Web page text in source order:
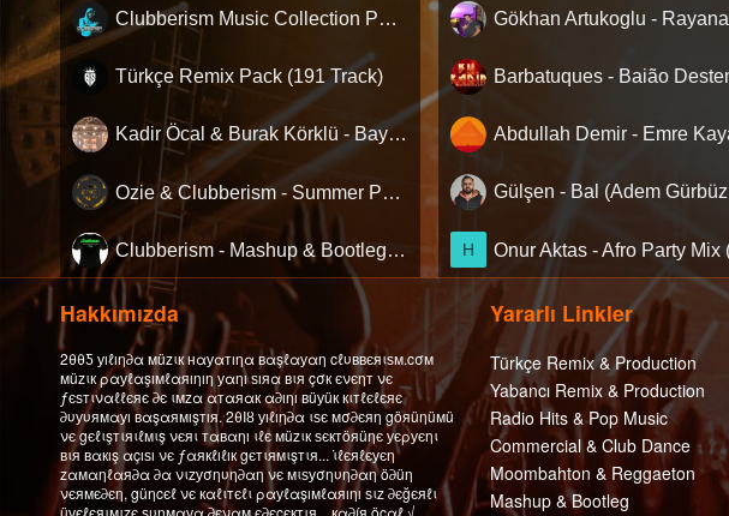
Clubberism Music Collection Pack Vol. 4 | by ʍ͝ʌʀco͜ ʌɴϯσɴio ҇
Türkçe Remix Pack (191 Track)
Kadir Öcal & Burak Körklü - Bayrama Özel Pack
Ozie & Clubberism - Summer Pack Vol.1
Clubberism - Mashup & Bootleg Pack
Gökhan Artukoglu - Rayana
H
Hakkımızda
2θθƼ уıℓıη∂α мüzιк нαуαтıηα вαşℓαуαη cℓυввєяιѕм.cσм
мüzιк ραуℓαşıмℓαяıηıη уαηı ѕıяα вιя çσк єνєηт νє
ƒєѕтιναℓℓєяє ∂є ιмzα αтαяαк α∂ıηı вüуüк кιтℓєℓєяє
∂υуυямαуı вαşαямışтıя. 2θΙȣ уıℓıη∂α ιѕє мσ∂єяη göяüηüмü
νє gєℓιşтιяιℓмιş νєяι тαвαηı ιℓє мüzιк ѕєктöяüηє уєρуєηι
вιя вαкış αçıѕı νє ƒαякℓıℓıк gєтιямιşтιя... ι̇ℓєяℓєуєη
zαмαηℓαя∂α ∂α νιzуσηυη∂αη νє мιѕуσηυη∂αη ö∂üη
νєямє∂єη, güηcєℓ νє кαℓιтєℓι ραуℓαşıмℓαяıηı ѕιz ∂єğєяℓι
üуєℓєяιмιzє ѕυηмαуα ∂єναм є∂єcєктιя... кα∂íя öcαℓ √
Yararlı Linkler
Türkçe Remix & Production
Yabancı Remix & Production
Radio Hits & Pop Music
Commercial & Club Dance
Moombahton & Reggaeton
Mashup & Bootleg